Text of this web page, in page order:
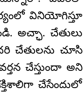
వినియోగిస్తూ
అచ్ఛా. చేతులు
చేతులను చూసి
చేస్తుందా అని
చేసేందులో